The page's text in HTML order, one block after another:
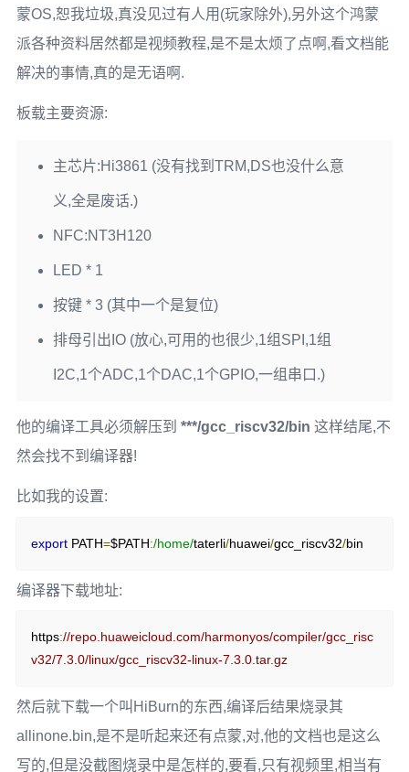
蒙OS,恕我垃圾,真没见过有人用(玩家除外),另外这个鸿蒙
派各种资料居然都是视频教程,是不是太烦了点啊,看文档能
解决的事情,真的是无语啊.
板载主要资源:
主芯片:Hi3861 (没有找到TRM,DS也没什么意
义,全是废话.)
NFC:NT3H120
LED * 1
按键 * 3 (其中一个是复位)
排母引出IO (放心,可用的也很少,1组SPI,1组
I2C,1个ADC,1个DAC,1个GPIO,一组串口.)
他的编译工具必须解压到 ***/gcc_riscv32/bin 这样结尾,不
然会找不到编译器!
比如我的设置:
export PATH=$PATH:/home/taterli/huawei/gcc_riscv32/bin
编译器下载地址:
https://repo.huaweicloud.com/harmonyos/compiler/gcc_risc
v32/7.3.0/linux/gcc_riscv32-linux-7.3.0.tar.gz
然后就下载一个叫HiBurn的东西,编译后结果烧录其
allinone.bin,是不是听起来还有点蒙,对,他的文档也是这么
写的,但是没截图烧录中是怎样的,要看,只有视频里,相当有